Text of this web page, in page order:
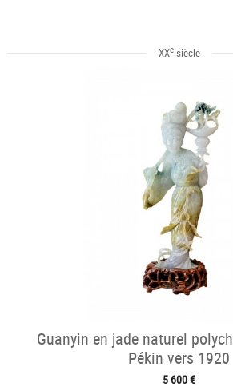
XXesiècle
Guanyin en jade naturel
Pékin vers 1920
5 600 €